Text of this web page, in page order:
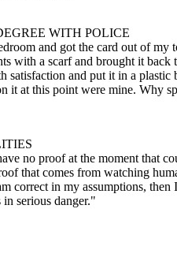
WITH POLICE
and got the card out of my
with a scarf and brought it back
and put it in a plastic
it at this point were mine. Why
no proof at the moment that
that comes from watching
correct in my assumptions, then I
serious danger."